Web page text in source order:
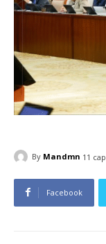
By Mandmn 11
Facebook